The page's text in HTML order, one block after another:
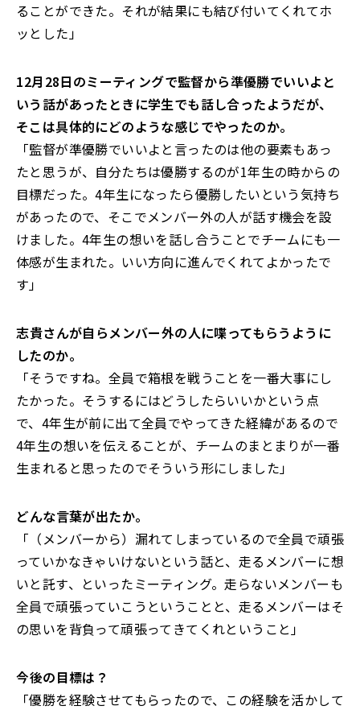
ることができた。それが結果にも結び付いてくれてホ
ッとした」
――12月28日のミーティングで監督から準優勝でいいよと
いう話があったときに学生でも話し合ったようだが、
そこは具体的にどのような感じでやったのか。
「監督が準優勝でいいよと言ったのは他の要素もあっ
たと思うが、自分たちは優勝するのが1年生の時からの
目標だった。4年生になったら優勝したいという気持ち
があったので、そこでメンバー外の人が話す機会を設
けました。4年生の想いを話し合うことでチームにも一
体感が生まれた。いい方向に進んでくれてよかったで
す」
――志貴さんが自らメンバー外の人に喋ってもらうように
したのか。
「そうですね。全員で箱根を戦うことを一番大事にし
たかった。そうするにはどうしたらいいかという点
で、4年生が前に出て全員でやってきた経緯があるので
4年生の想いを伝えることが、チームのまとまりが一番
生まれると思ったのでそういう形にしました」
――どんな言葉が出たか。
「（メンバーから）漏れてしまっているので全員で頑張
っていかなきゃいけないという話と、走るメンバーに想
いと託す、といったミーティング。走らないメンバーも
全員で頑張っていこうということと、走るメンバーはそ
の思いを背負って頑張ってきてくれということ」
――今後の目標は？
「優勝を経験させてもらったので、この経験を活かして